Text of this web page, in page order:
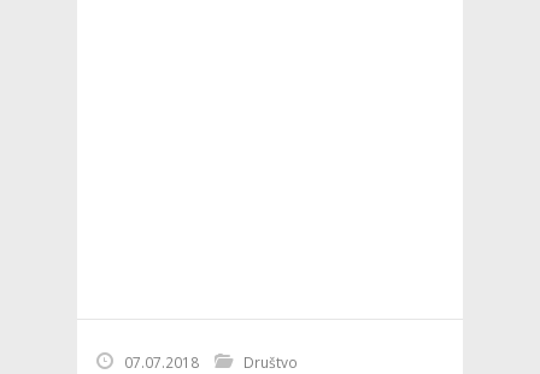
07.07.2018 Društvo